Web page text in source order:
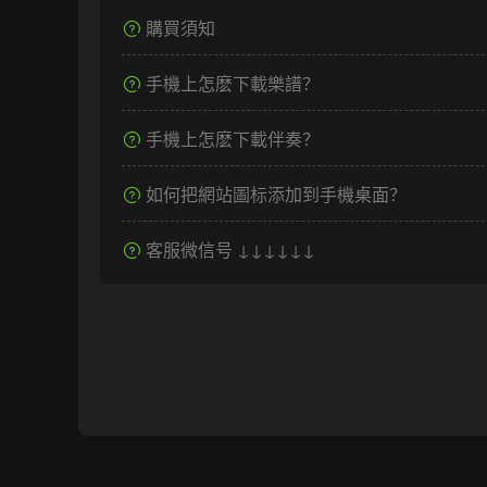
購買須知
手機上怎麽下載樂譜？
手機上怎麽下載伴奏？
如何把網站圖标添加到手機桌面？
客服微信号 ↓↓↓↓↓↓